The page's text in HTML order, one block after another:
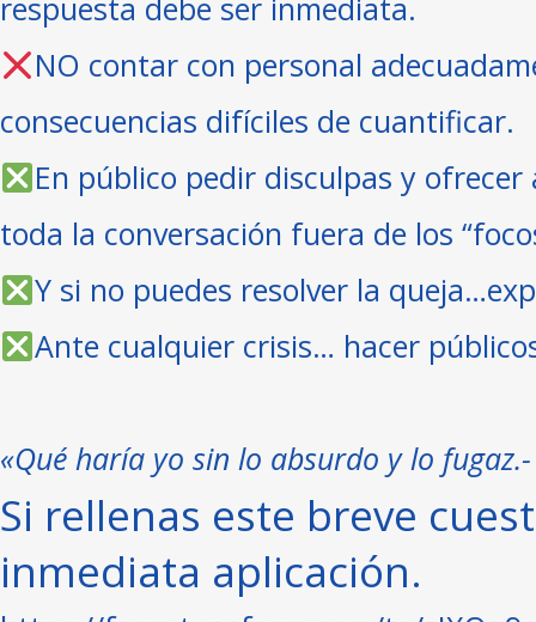
respuesta debe ser inmediata.⁣
NO contar con personal
consecuencias difíciles de cuantificar.⁣
En público pedir disculpas y
toda la conversación fuera de los
Y si no puedes resolver la
Ante cualquier crisis… hacer
«Qué haría yo sin lo absurdo y lo fugaz.-
Si rellenas este breve
inmediata aplicación. ⁣⁣